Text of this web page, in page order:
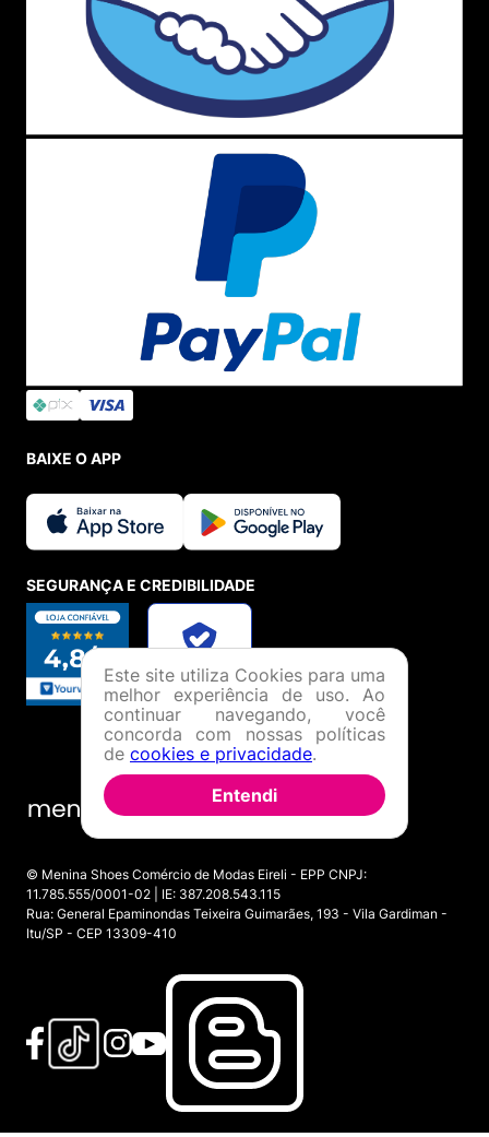
BAIXE O APP
SEGURANÇA E CREDIBILIDADE
© Menina Shoes Comércio de Modas Eireli - EPP CNPJ:
11.785.555/0001-02 | IE: 387.208.543.115
Rua: General Epaminondas Teixeira Guimarães, 193 - Vila Gardiman -
Itu/SP - CEP 13309-410
Este site utiliza Cookies para uma
melhor experiência de uso. Ao
continuar navegando, você
concorda com nossas políticas
de cookies e privacidade.
Entendi